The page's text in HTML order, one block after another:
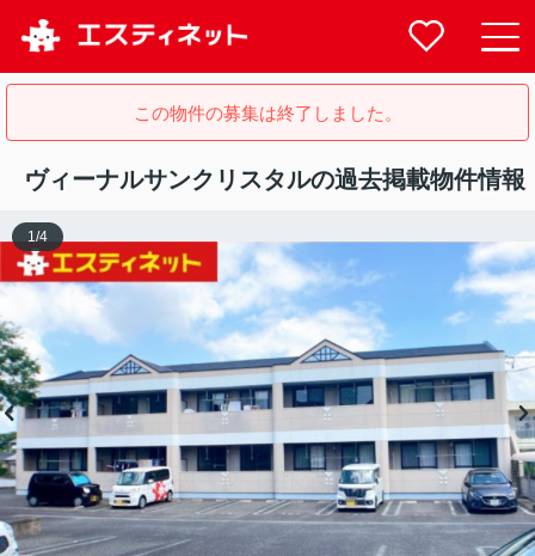
この物件の募集は終了しました。
ヴィーナルサンクリスタルの過去掲載物件情報
1 /4